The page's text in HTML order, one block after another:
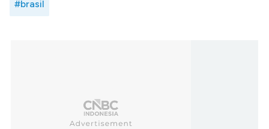
#brasil